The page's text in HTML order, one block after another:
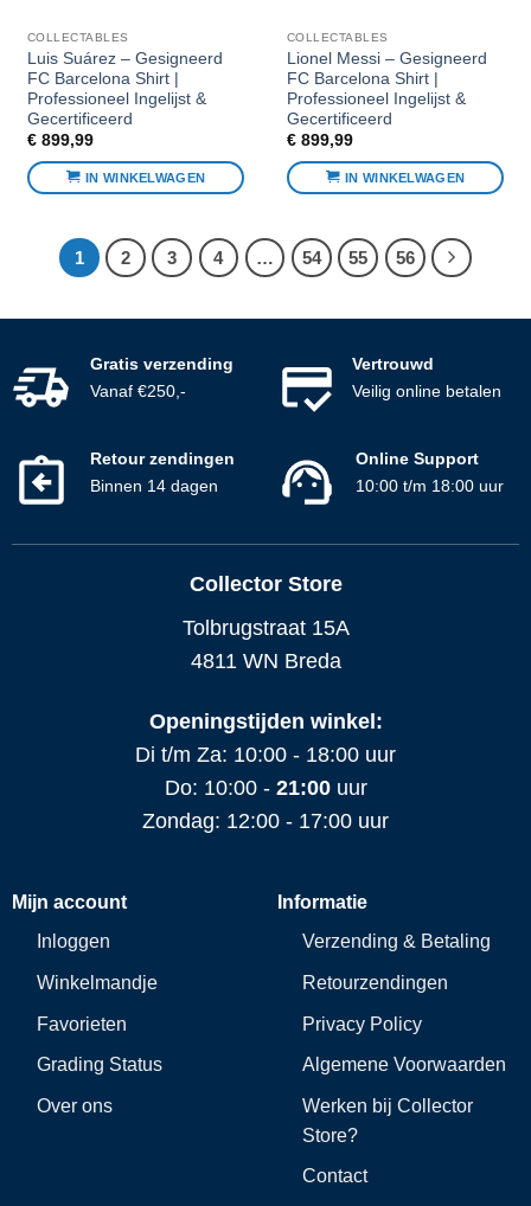
COLLECTABLES
Luis Suárez – Gesigneerd
FC Barcelona Shirt |
Professioneel Ingelijst &
Gecertificeerd
€899,99
IN WINKELWAGEN
COLLECTABLES
Lionel Messi – Gesigneerd
FC Barcelona Shirt |
Professioneel Ingelijst &
Gecertificeerd
€899,99
IN WINKELWAGEN
1 2 3 4 … 54 55 56
Gratis verzending
Vanaf €250,-
Vertrouwd
Veilig online betalen
Retour zendingen
Binnen 14 dagen
Online Support
10:00 t/m 18:00 uur
Collector Store
Tolbrugstraat 15A
4811 WN Breda
Openingstijden winkel:
Di t/m Za: 10:00 - 18:00 uur
Do: 10:00 - 21:00uur
Zondag: 12:00 - 17:00 uur
Mijn account
Inloggen
Winkelmandje
Favorieten
Grading Status
Over ons
Informatie
Verzending & Betaling
Retourzendingen
Privacy Policy
Algemene Voorwaarden
Werken bij Collector
Store?
Contact